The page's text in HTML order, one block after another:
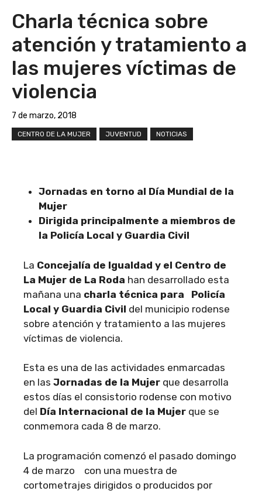
Charla técnica sobre
atención y tratamiento a
las mujeres víctimas de
violencia
7 de marzo, 2018
CENTRO DE LA MUJER JUVENTUD NOTICIAS
Jornadas en torno al Día Mundial de la
Mujer
Dirigida principalmente a miembros de
la Policía Local y Guardia Civil
La Concejalía de Igualdad y el Centro de
La Mujer de La Roda han desarrollado esta
mañana una charla técnica para Policía
Local y Guardia Civil del municipio rodense
sobre atención y tratamiento a las mujeres
víctimas de violencia.
Esta es una de las actividades enmarcadas
en las Jornadas de la Mujer que desarrolla
estos días el consistorio rodense con motivo
del Día Internacional de la Mujer que se
conmemora cada 8 de marzo.
La programación comenzó el pasado domingo
4 de marzo con una muestra de
cortometrajes dirigidos o producidos por